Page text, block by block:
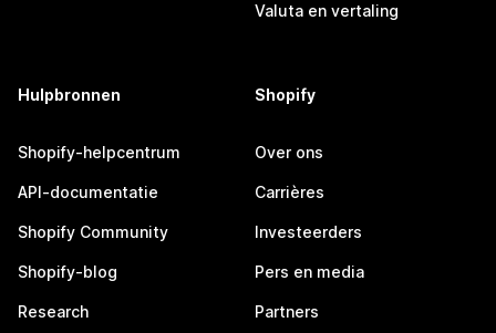
Valuta en vertaling
Hulpbronnen
Shopify-helpcentrum
API-documentatie
Shopify Community
Shopify-blog
Research
Shopify
Over ons
Carrières
Investeerders
Pers en media
Partners